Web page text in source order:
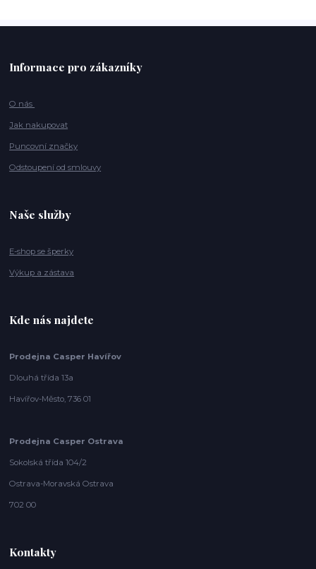
Informace pro zákazníky
O nás
Jak nakupovat
Puncovní značky
Odstoupení od smlouvy
Naše služby
E-shop se šperky
Výkup a zástava
Kde nás najdete
Prodejna Casper Havířov
Dlouhá třída 13a
Havířov-Město, 736 01
Prodejna Casper Ostrava
Sokolská třída 104/2
Ostrava-Moravská Ostrava
702 00
Kontakty